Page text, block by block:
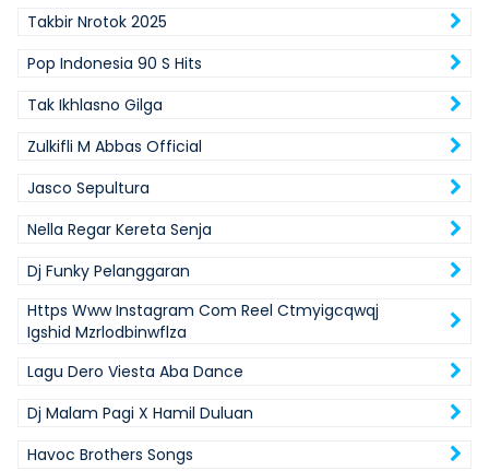
Takbir Nrotok 2025
Pop Indonesia 90 S Hits
Tak Ikhlasno Gilga
Zulkifli M Abbas Official
Jasco Sepultura
Nella Regar Kereta Senja
Dj Funky Pelanggaran
Https Www Instagram Com Reel Ctmyigcqwqj
Igshid Mzrlodbinwflza
Lagu Dero Viesta Aba Dance
Dj Malam Pagi X Hamil Duluan
Havoc Brothers Songs